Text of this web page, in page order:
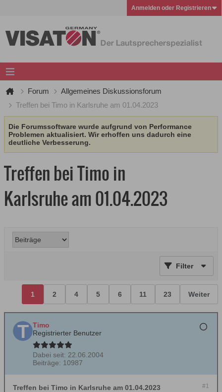
Anmelden oder Registrieren
Forum
Allgemeines Diskussionsforum
Treffen bei Timo in Karlsruhe am 01.04.2023
Die Forumssoftware wurde aufgrund von Performance
Problemen aktualisiert. Wir erhoffen uns dadurch eine
deutliche Verbesserung.
Treffen bei Timo in
Karlsruhe am 01.04.2023
Filter
1 2 4 5 6 11 23 Weiter
Timo
Registrierter Benutzer
Dabei seit: 22.06.2004
Beiträge: 10987
#1
Treffen bei Timo in Karlsruhe am 01.04.2023